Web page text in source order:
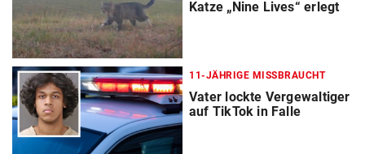
Katze „Nine Lives“ erlegt
11-JÄHRIGE MISSBRAUCHT
Vater lockte Vergewaltiger
auf TikTok in Falle